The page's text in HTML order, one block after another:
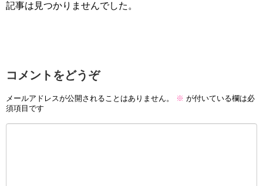
記事は見つかりませんでした。
コメントをどうぞ
メールアドレスが公開されることはありません。 ※ が付いている欄は必
須項目です